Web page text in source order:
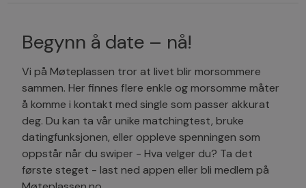
Begynn å date – nå!
Vi på Møteplassen tror at livet blir morsommere
sammen. Her finnes flere enkle og morsomme måter
å komme i kontakt med single som passer akkurat
deg. Du kan ta vår unike matchingtest, bruke
datingfunksjonen, eller oppleve spenningen som
oppstår når du swiper - Hva velger du? Ta det
første steget - last ned appen eller bli medlem på